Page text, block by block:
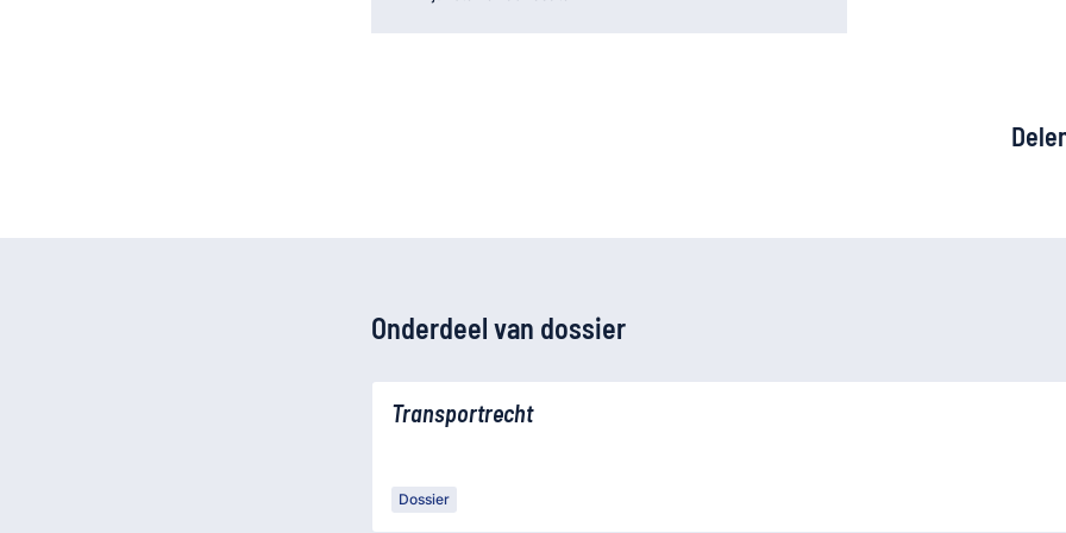
Onderdeel van dossier
Transportrecht
Dossier